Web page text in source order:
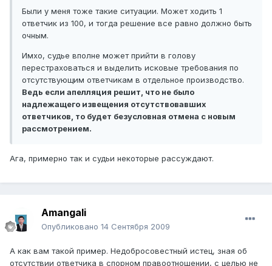
Были у меня тоже такие ситуации. Может ходить 1
ответчик из 100, и тогда решение все равно должно быть
очным.
Имхо, судье вполне может прийти в голову
перестраховаться и выделить исковые требования по
отсутствующим ответчикам в отдельное производство.
Ведь если апелляция решит, что не было
надлежащего извещения отсутствовавших
ответчиков, то будет безусловная отмена с новым
рассмотрением.
Ага, примерно так и судьи некоторые рассуждают.
Amangali
Опубликовано 14 Сентября 2009
А как вам такой пример. Недобросовестный истец, зная об
отсутствии ответчика в спорном правоотношении, с целью не